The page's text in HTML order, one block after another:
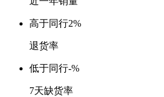
高于同行2%
退货率
低于同行-%
7天缺货率